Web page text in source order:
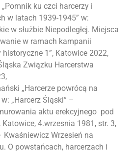
ku czci harcerzy i
w latach 1939-1945” w:
w służbie Niepodległej. Miejsca
w ramach kampanii
historyczne 1”, Katowice 2022,
Związku Harcerstwa
„Harcerze powrócą na
„Harcerz Śląski” –
aktu erekcyjnego pod
Katowice, 4.wrzesnia 1981, str. 3,
Kwaśniewicz Wrzesień na
O powstańcach, harcerzach i